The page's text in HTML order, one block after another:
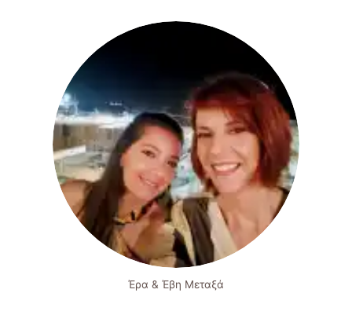
Έρα & Έβη Μεταξά